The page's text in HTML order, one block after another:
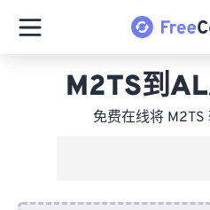
M2TS到
免费在线将 M2TS